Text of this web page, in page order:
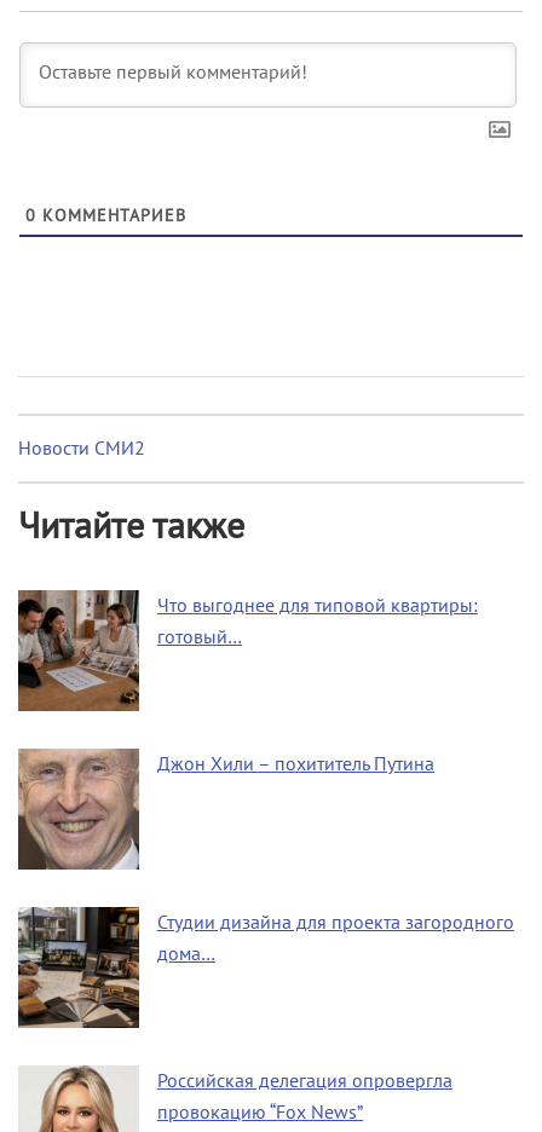
0 КОММЕНТАРИЕВ
Новости СМИ2
Читайте также
Что выгоднее для типовой квартиры:
готовый…
Джон Хили – похититель Путина
Студии дизайна для проекта загородного
дома…
Российская делегация опровергла
провокацию “Fox News”